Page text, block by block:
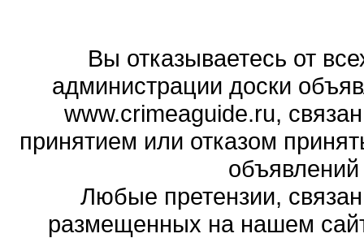
Вы отказываетесь от
администрации доски
www.crimeaguide.ru,
принятием или отказом
Любые претензии,
размещенных на нашем